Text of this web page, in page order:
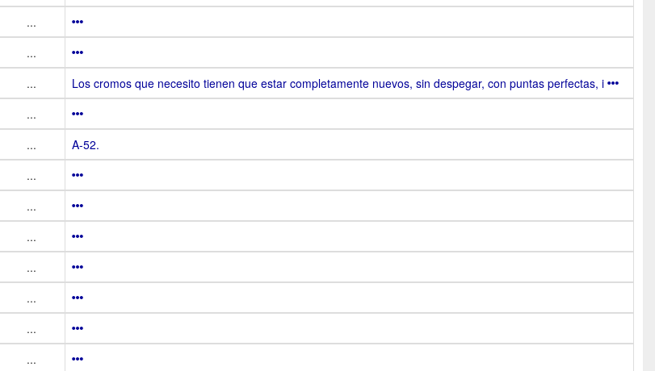
...
...
...
Los cromos que necesito tienen que estar completamente nuevos, sin despegar, con puntas perfectas, i
...
...
A-52.
...
...
...
...
...
...
...